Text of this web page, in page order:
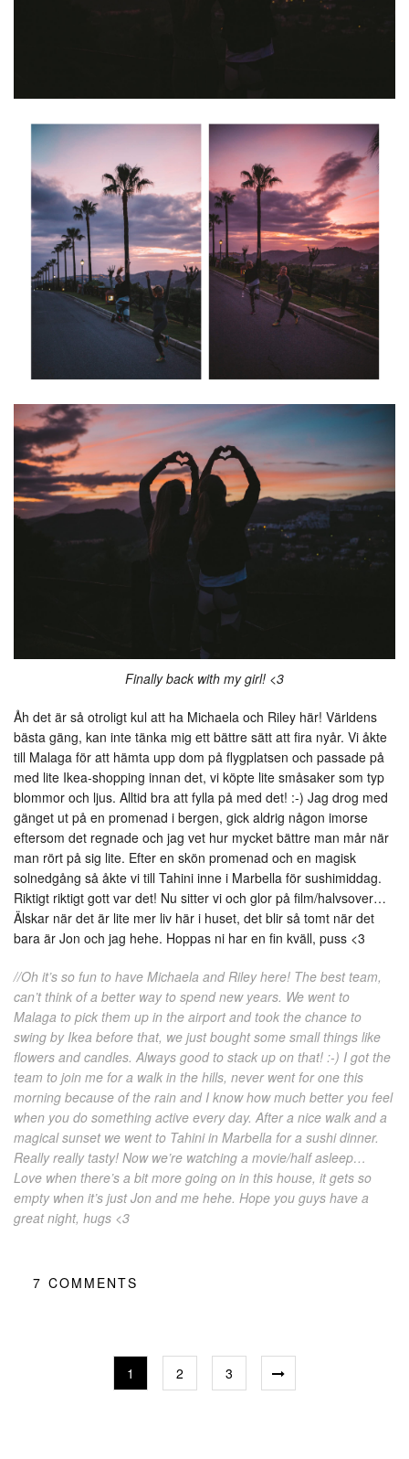
Finally back with my girl! <3
Åh det är så otroligt kul att ha Michaela och Riley här! Världens
bästa gäng, kan inte tänka mig ett bättre sätt att fira nyår. Vi åkte
till Malaga för att hämta upp dom på flygplatsen och passade på
med lite Ikea-shopping innan det, vi köpte lite småsaker som typ
blommor och ljus. Alltid bra att fylla på med det! :-) Jag drog med
gänget ut på en promenad i bergen, gick aldrig någon imorse
eftersom det regnade och jag vet hur mycket bättre man mår när
man rört på sig lite. Efter en skön promenad och en magisk
solnedgång så åkte vi till Tahini inne i Marbella för sushimiddag.
Riktigt riktigt gott var det! Nu sitter vi och glor på film/halvsover…
Älskar när det är lite mer liv här i huset, det blir så tomt när det
bara är Jon och jag hehe. Hoppas ni har en fin kväll, puss <3
//Oh it’s so fun to have Michaela and Riley here! The best team,
can’t think of a better way to spend new years. We went to
Malaga to pick them up in the airport and took the chance to
swing by Ikea before that, we just bought some small things like
flowers and candles. Always good to stack up on that! :-) I got the
team to join me for a walk in the hills, never went for one this
morning because of the rain and I know how much better you feel
when you do something active every day. After a nice walk and a
magical sunset we went to Tahini in Marbella for a sushi dinner.
Really really tasty! Now we’re watching a movie/half asleep…
Love when there’s a bit more going on in this house, it gets so
empty when it’s just Jon and me hehe. Hope you guys have a
great night, hugs <3
7 COMMENTS
1 2 3